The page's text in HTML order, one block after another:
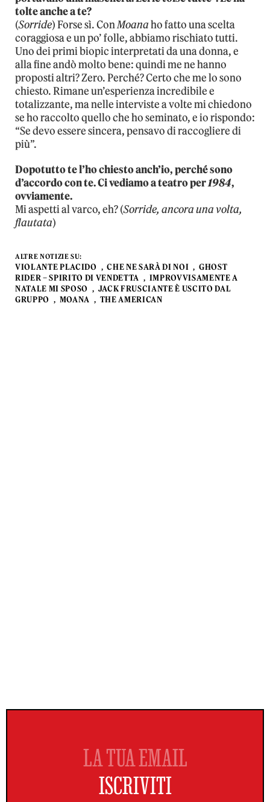
tolte anche a te?
(Sorride) Forse sì. ConMoanaho fatto una scelta
coraggiosa e un po’ folle, abbiamo rischiato tutti.
Uno dei primi biopic interpretati da una donna, e
alla fine andò molto bene: quindi me ne hanno
proposti altri? Zero. Perché? Certo che me lo sono
chiesto. Rimane un’esperienza incredibile e
totalizzante, ma nelle interviste a volte mi chiedono
se ho raccolto quello che ho seminato, e io rispondo:
“Se devo essere sincera, pensavo di raccogliere di
più”.
Dopotutto te l’ho chiesto anch’io, perché sono
d’accordo con te. Ci vediamo a teatro per1984,
ovviamente.
Mi aspetti al varco, eh? (Sorride, ancora una volta,
flautata)
ALTRE NOTIZIE SU:
VIOLANTE PLACIDO CHE NE SARÀ DI NOI
GHOST
RIDER – SPIRITO DI VENDETTA
IMPROVVISAMENTE A
NATALE MI SPOSO
JACK FRUSCIANTE È USCITO DAL
GRUPPO
MOANA THE AMERICAN